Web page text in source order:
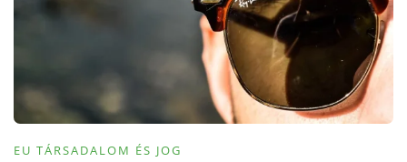
EU TÁRSADALOM ÉS JOG